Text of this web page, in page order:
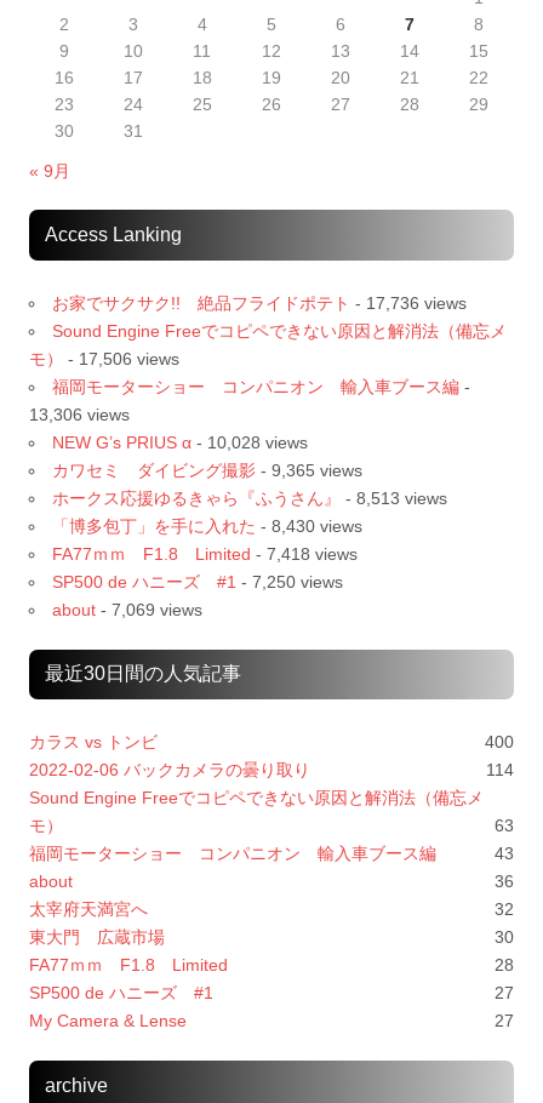
« 9月
2
3 4 5 6 7
8
9
10 11 12 13 14
15
16
17 18 19 20 21
22
23
24 25 26 27 28
29
30
31
Access Lanking
お家でサクサク!! 絶品フライドポテト - 17,736 views
Sound Engine Freeでコピペできない原因と解消法（備忘メ
モ）
- 17,506 views
福岡モーターショー コンパニオン 輸入車ブース編 -
13,306 views
NEW G’s PRIUS α - 10,028 views
カワセミ ダイビング撮影 - 9,365 views
ホークス応援ゆるきゃら『ふうさん』
- 8,513 views
「博多包丁」を手に入れた - 8,430 views
FA77ｍｍ F1.8 Limited - 7,418 views
SP500 de ハニーズ #1 - 7,250 views
about - 7,069 views
最近30日間の人気記事
カラス vs トンビ
400
2022-02-06 バックカメラの曇り取り
114
Sound Engine Freeでコピペできない原因と解消法（備忘メ
モ）
63
福岡モーターショー コンパニオン 輸入車ブース編
43
about
36
太宰府天満宮へ
32
東大門 広蔵市場
30
FA77ｍｍ F1.8 Limited
28
SP500 de ハニーズ #1
27
My Camera & Lense
27
archive